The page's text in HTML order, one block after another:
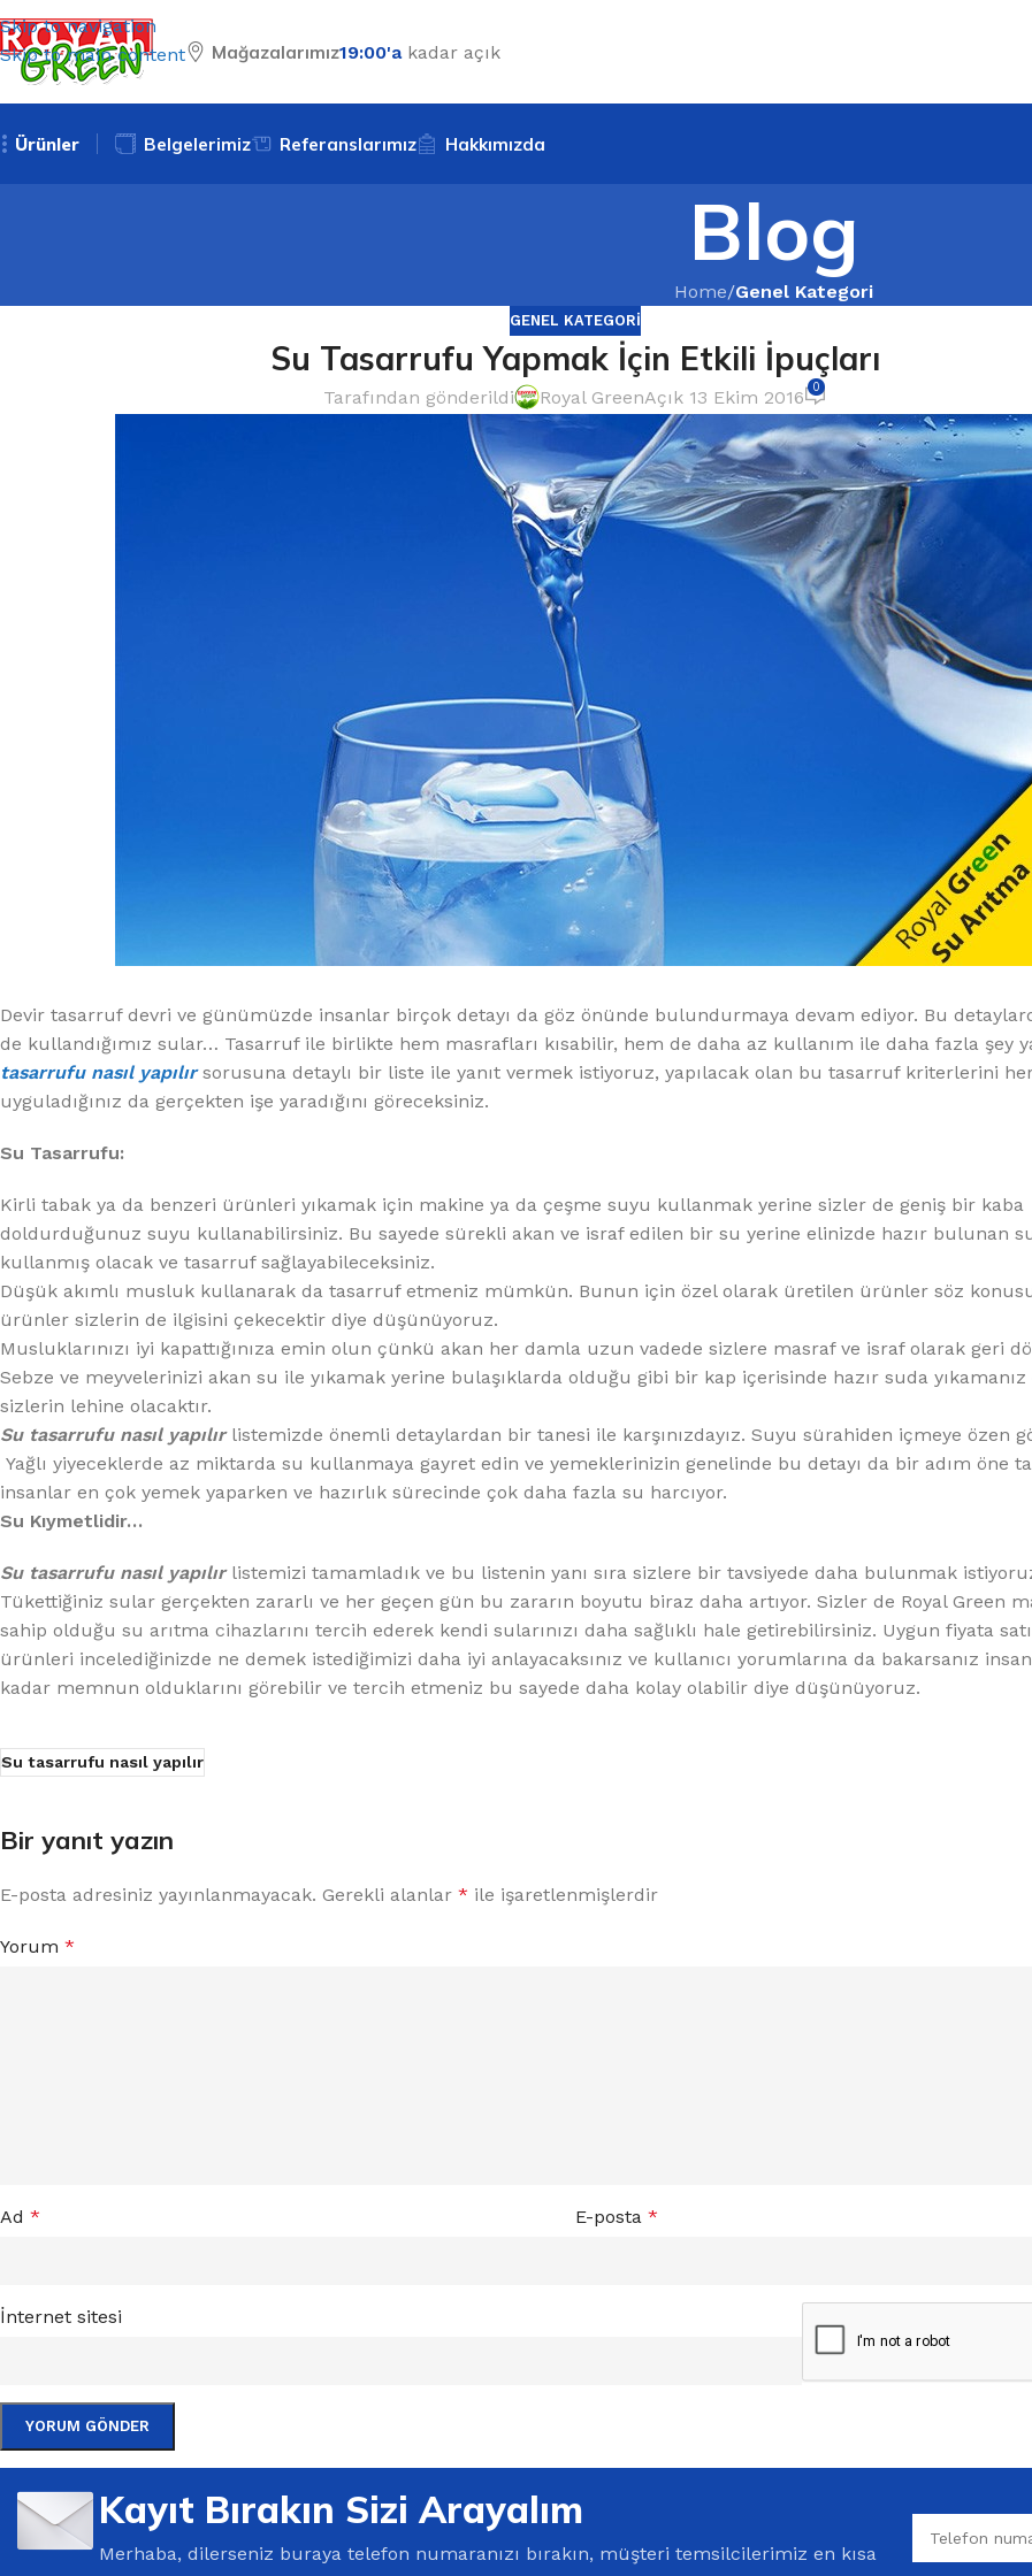
Skip to navigation
Skip to main content
Mağazalarımız19:00'a kadar açık
Ürünler
Lux Plus Serisi
Ev tipi su arıtma cihazları
Satınal
%10 INDIRIM
Softlime Serisi
Satınal
%10 INDIRIM
Belgelerimiz Referanslarımız Hakkımızda
Blog
Home/Genel Kategori
GENEL KATEGORI
Su Tasarrufu Yapmak İçin Etkili İpuçları
Tarafından gönderildi Royal GreenAçık 13 Ekim 2016 0
Devir tasarruf devri ve günümüzde insanlar birçok detayı da göz önünde bulundurmaya devam ediyor. Bu
de kullandığımız sular… Tasarruf ile birlikte hem masrafları kısabilir, hem de daha az kullanım ile daha fazla şey
tasarrufu nasıl yapılırsorusuna detaylı bir liste ile yanıt vermek istiyoruz, yapılacak olan bu tasarruf kriterlerini
uyguladığınız da gerçekten işe yaradığını göreceksiniz.
Su Tasarrufu:
Kirli tabak ya da benzeri ürünleri yıkamak için makine ya da çeşme suyu kullanmak yerine sizler de geniş bir kaba
doldurduğunuz suyu kullanabilirsiniz. Bu sayede sürekli akan ve israf edilen bir su yerine elinizde hazır bulunan
kullanmış olacak ve tasarruf sağlayabileceksiniz.
Düşük akımlı musluk kullanarak da tasarruf etmeniz mümkün. Bunun için özel olarak üretilen ürünler söz
ürünler sizlerin de ilgisini çekecektir diye düşünüyoruz.
Musluklarınızı iyi kapattığınıza emin olun çünkü akan her damla uzun vadede sizlere masraf ve israf olarak geri
Sebze ve meyvelerinizi akan su ile yıkamak yerine bulaşıklarda olduğu gibi bir kap içerisinde hazır suda yıkamanız
sizlerin lehine olacaktır.
Su tasarrufu nasıl yapılır listemizde önemli detaylardan bir tanesi ile karşınızdayız. Suyu sürahiden içmeye özen
Yağlı yiyeceklerde az miktarda su kullanmaya gayret edin ve yemeklerinizin genelinde bu detayı da bir adım öne
insanlar en çok yemek yaparken ve hazırlık sürecinde çok daha fazla su harcıyor.
Su Kıymetlidir…
Su tasarrufu nasıl yapılır listemizi tamamladık ve bu listenin yanı sıra sizlere bir tavsiyede daha bulunmak
Tükettiğiniz sular gerçekten zararlı ve her geçen gün bu zararın boyutu biraz daha artıyor. Sizler de Royal Green
sahip olduğu su arıtma cihazlarını tercih ederek kendi sularınızı daha sağlıklı hale getirebilirsiniz. Uygun fiyata
ürünleri incelediğinizde ne demek istediğimizi daha iyi anlayacaksınız ve kullanıcı yorumlarına da bakarsanız
kadar memnun olduklarını görebilir ve tercih etmeniz bu sayede daha kolay olabilir diye düşünüyoruz.
Su tasarrufu nasıl yapılır
Bir yanıt yazın
E-posta adresiniz yayınlanmayacak. Gerekli alanlar * ile işaretlenmişlerdir
Yorum *
Ad * E-posta*
İnternet sitesi
Kayıt Bırakın Sizi Arayalım
Merhaba, dilerseniz buraya telefon numaranızı bırakın, müşteri temsilcilerimiz en kısa